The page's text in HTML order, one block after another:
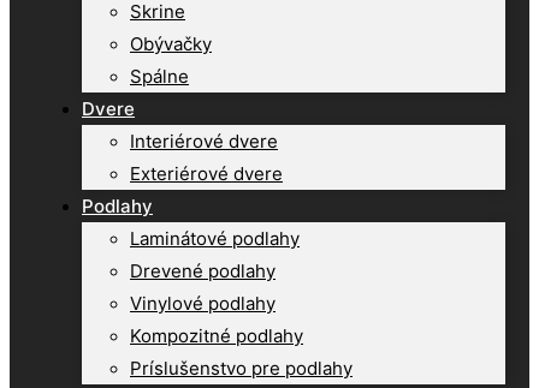
Skrine
Obývačky
Spálne
Dvere
Interiérové dvere
Exteriérové dvere
Podlahy
Laminátové podlahy
Drevené podlahy
Vinylové podlahy
Kompozitné podlahy
Príslušenstvo pre podlahy